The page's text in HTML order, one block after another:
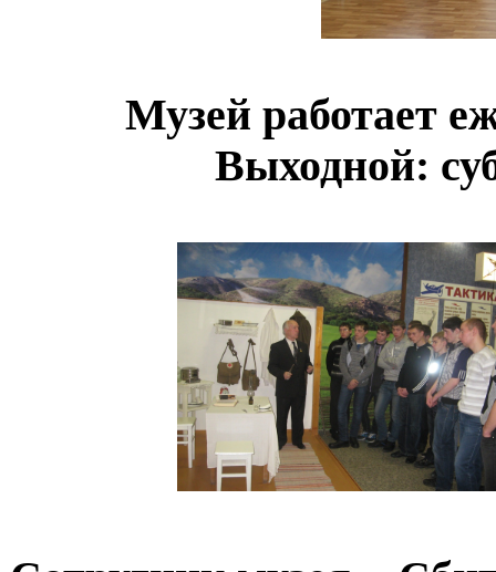
Музей работает
Выходной: